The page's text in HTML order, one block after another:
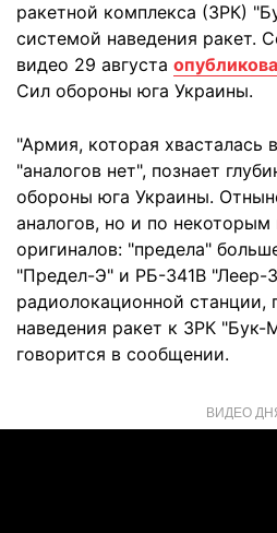
ракетной комплекса (ЗРК)
системой наведения ракет.
видео 29 августа
Сил обороны юга Украины.
"Армия, которая хвасталась
"аналогов нет", познает
обороны юга Украины.
аналогов, но и по
оригиналов: "предела"
"Предел-Э" и РБ-341В "Леер-
радиолокационной станции,
наведения ракет к ЗРК
говорится в сообщении.
ВИДЕО